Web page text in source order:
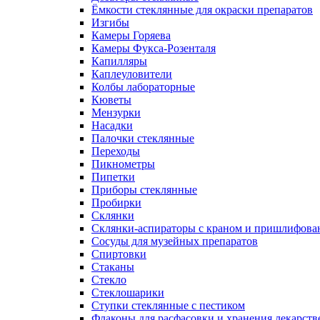
Ёмкости стеклянные для окраски препаратов
Изгибы
Камеры Горяева
Камеры Фукса-Розенталя
Капилляры
Каплеуловители
Колбы лабораторные
Кюветы
Мензурки
Насадки
Палочки стеклянные
Переходы
Пикнометры
Пипетки
Приборы стеклянные
Пробирки
Склянки
Склянки-аспираторы с краном и
Сосуды для музейных препаратов
Спиртовки
Стаканы
Стекло
Стеклошарики
Ступки стеклянные с пестиком